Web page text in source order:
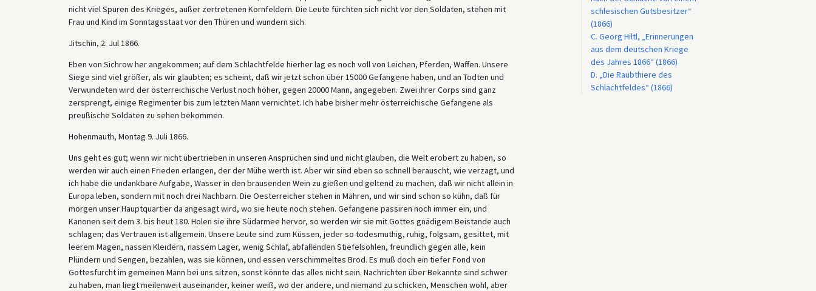
nicht viel Spuren des Krieges, außer zertretenen Kornfeldern. Die Leute fürchten sich nicht vor den Soldaten, stehen mit
Frau und Kind im Sonntagsstaat vor den Thüren und wundern sich.
Jitschin, 2. Jul 1866.
Eben von Sichrow her angekommen; auf dem Schlachtfelde hierher lag es noch voll von Leichen, Pferden, Waffen. Unsere
Siege sind viel größer, als wir glaubten; es scheint, daß wir jetzt schon über 15000 Gefangene haben, und an Todten und
Verwundeten wird der österreichische Verlust noch höher, gegen 20000 Mann, angegeben. Zwei ihrer Corps sind ganz
zersprengt, einige Regimenter bis zum letzten Mann vernichtet. Ich habe bisher mehr österreichische Gefangene als
preußische Soldaten zu sehen bekommen.
Hohenmauth, Montag 9. Juli 1866.
Uns geht es gut; wenn wir nicht übertrieben in unseren Ansprüchen sind und nicht glauben, die Welt erobert zu haben, so
werden wir auch einen Frieden erlangen, der der Mühe werth ist. Aber wir sind eben so schnell berauscht, wie verzagt, und
ich habe die undankbare Aufgabe, Wasser in den brausenden Wein zu gießen und geltend zu machen, daß wir nicht allein in
Europa leben, sondern mit noch drei Nachbarn. Die Oesterreicher stehen in Mähren, und wir sind schon so kühn, daß für
morgen unser Hauptquartier da angesagt wird, wo sie heute noch stehen. Gefangene passiren noch immer ein, und
Kanonen seit dem 3. bis heut 180. Holen sie ihre Südarmee hervor, so werden wir sie mit Gottes gnädigem Beistande auch
schlagen; das Vertrauen ist allgemein. Unsere Leute sind zum Küssen, jeder so todesmuthig, ruhig, folgsam, gesittet, mit
leerem Magen, nassen Kleidern, nassem Lager, wenig Schlaf, abfallenden Stiefelsohlen, freundlich gegen alle, kein
Plündern und Sengen, bezahlen, was sie können, und essen verschimmeltes Brod. Es muß doch ein tiefer Fond von
Gottesfurcht im gemeinen Mann bei uns sitzen, sonst könnte das alles nicht sein. Nachrichten über Bekannte sind schwer
zu haben, man liegt meilenweit auseinander, keiner weiß, wo der andere, und niemand zu schicken, Menschen wohl, aber
schlesischen Gutsbesitzer“
(1866)
C. Georg Hiltl, „Erinnerungen
aus dem deutschen Kriege
des Jahres 1866“ (1866)
D. „Die Raubthiere des
Schlachtfeldes“ (1866)